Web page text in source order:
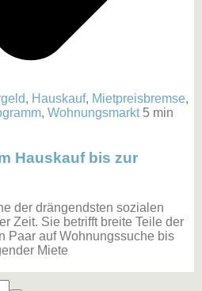
, Hauskauf, Mietpreisbremse,
, Wohnungsmarkt 5 min
Hauskauf bis zur
der drängendsten sozialen
Zeit. Sie betrifft breite Teile der
Paar auf Wohnungssuche bis
Miete